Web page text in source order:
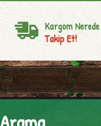
Kargom Nerede
Takip Et!